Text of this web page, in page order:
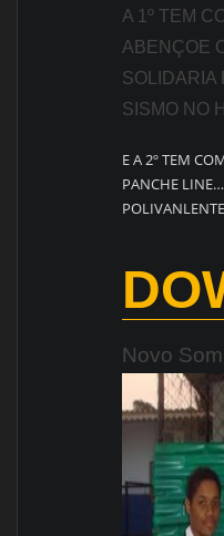
A 1º TEM
ABENÇOE
SOLIDARIA
SISMO NO
E A 2º TEM
PANCHE
Novo